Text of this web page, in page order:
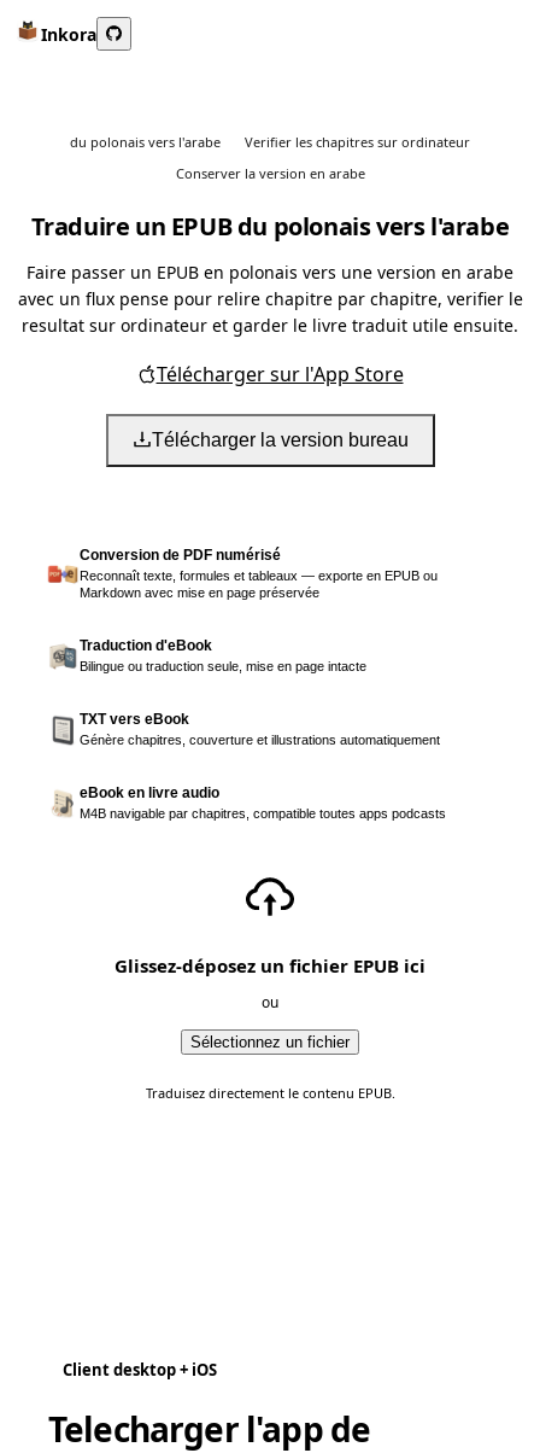
Inkora
du polonais vers l'arabe
Verifier les chapitres sur ordinateur
Conserver la version en arabe
Traduire un EPUB du polonais vers l'arabe
Faire passer un EPUB en polonais vers une version en arabe
avec un flux pense pour relire chapitre par chapitre, verifier le
resultat sur ordinateur et garder le livre traduit utile ensuite.
Télécharger sur l'App Store
Télécharger la version bureau
Conversion de PDF numérisé
Reconnaît texte, formules et tableaux — exporte en EPUB ou
Markdown avec mise en page préservée
Traduction d'eBook
Bilingue ou traduction seule, mise en page intacte
TXT vers eBook
Génère chapitres, couverture et illustrations automatiquement
eBook en livre audio
M4B navigable par chapitres, compatible toutes apps podcasts
Glissez-déposez un fichier EPUB ici
ou
Sélectionnez un fichier
Traduisez directement le contenu EPUB.
Client desktop + iOS
Telecharger l'app de